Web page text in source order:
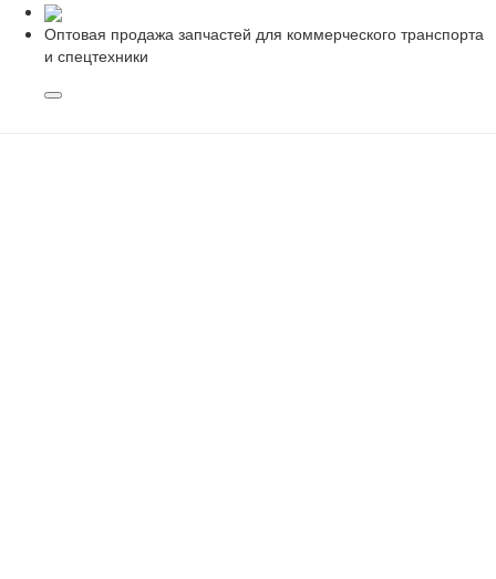
Оптовая продажа запчастей для коммерческого транспорта
и спецтехники